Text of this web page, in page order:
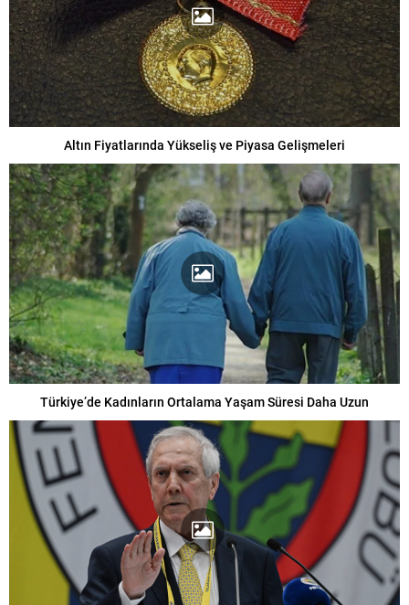
Altın Fiyatlarında Yükseliş ve Piyasa Gelişmeleri
Türkiye’de Kadınların Ortalama Yaşam Süresi Daha Uzun